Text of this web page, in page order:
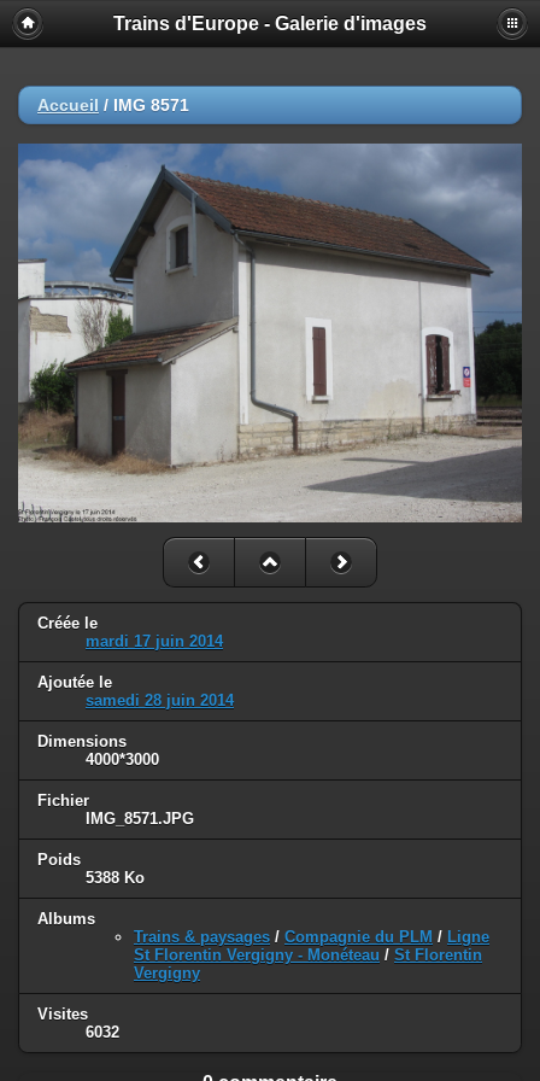
Trains d'Europe - Galerie d'images
Accueil / IMG 8571
Créée le
mardi 17 juin 2014
Ajoutée le
samedi 28 juin 2014
Dimensions
4000*3000
Fichier
IMG_8571.JPG
Poids
5388 Ko
Albums
Trains & paysages / Compagnie du PLM / Ligne
St Florentin Vergigny - Monéteau / St Florentin
Vergigny
Visites
6032